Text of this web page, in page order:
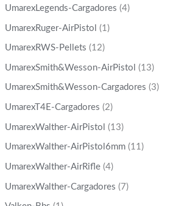
UmarexLegends-Cargadores (4)
UmarexRuger-AirPistol (1)
UmarexRWS-Pellets (12)
UmarexSmith&Wesson-AirPistol (13)
UmarexSmith&Wesson-Cargadores (3)
UmarexT4E-Cargadores (2)
UmarexWalther-AirPistol (13)
UmarexWalther-AirPistol6mm (11)
UmarexWalther-AirRifle (4)
UmarexWalther-Cargadores (7)